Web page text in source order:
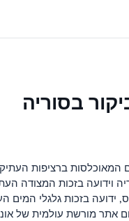
בסוריה
ברציפות
העתיקה שלה, שראשיתה במאה ה-11.
בזכות גלגלי המים
אתר מורשת עולמית של